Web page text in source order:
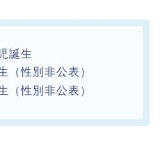
誕生
（性別非公表）
（性別非公表）